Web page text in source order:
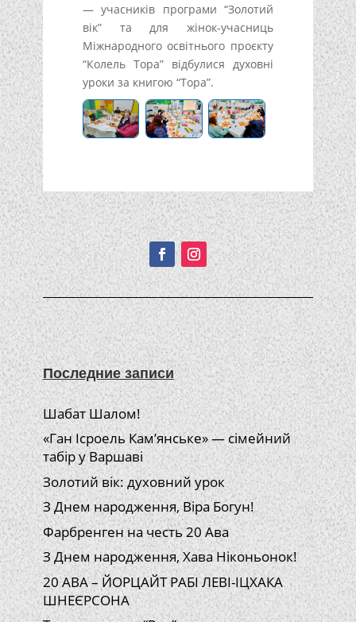
— учасників програми “Золотий
вік” та для жінок-учасниць
Міжнародного освітнього проєкту
“Колель Тора” відбулися духовні
уроки за книгою “Тора”.
Подписывайтесь!
Последние записи
Шабат Шалом!
«Ган Ісроель Кам’янське» — сімейний
табір у Варшаві
Золотий вік: духовний урок
З Днем народження, Віра Богун!
Фарбренген на честь 20 Ава
З Днем народження, Хава Ніконьонок!
20 АВА – ЙОРЦАЙТ РАБІ ЛЕВІ-ІЦХАКА
ШНЕЄРСОНА